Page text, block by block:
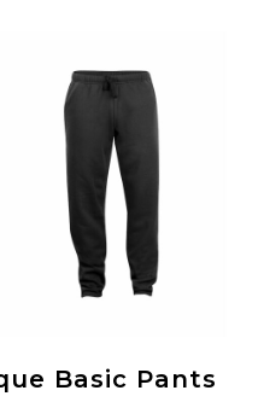
Basic Pants